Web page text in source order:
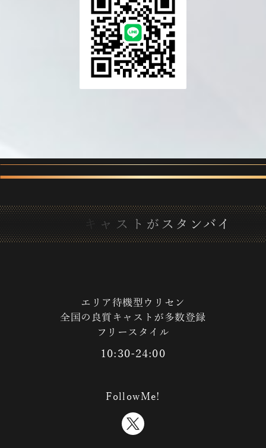
良質キ ャ ス ト が ス タ ン バ
エリア待機型ウリセン
全国の良質キャストが多数登録
フリースタイル
10:30-24:00
FollowMe!